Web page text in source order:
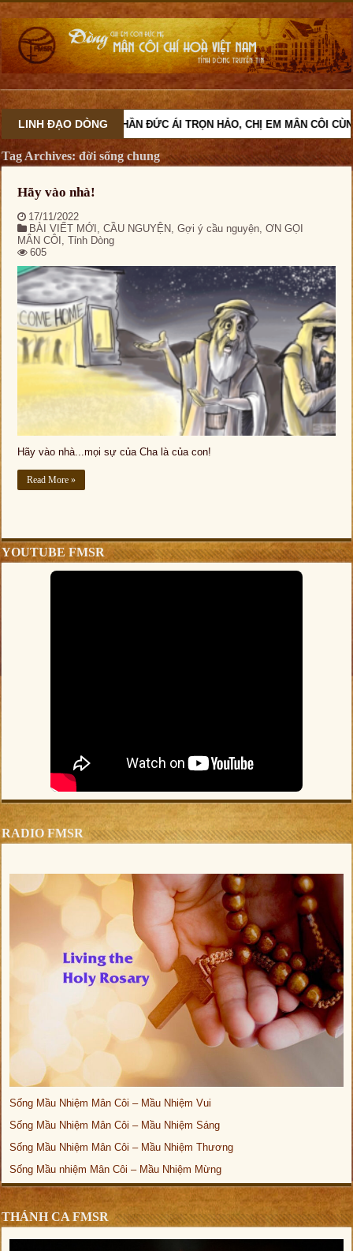
LINH ĐẠO DÒNG
VỚI TINH THẦN ĐỨC ÁI TRỌN HẢO, CHỊ EM MÂN CÔI
Tag Archives:đời sống chung
Hãy vào nhà!
17/11/2022
BÀI VIẾT MỚI ,CẦU NGUYỆN,Gợi ý cầu nguyện,ƠN GỌI
MÂN CÔI ,Tỉnh Dòng
605
Hãy vào nhà...mọi sự của Cha là của con!
Read More »
YOUTUBE FMSR
RADIO FMSR
Sống Mầu Nhiệm Mân Côi – Mầu Nhiệm Vui
Sống Mầu Nhiệm Mân Côi – Mầu Nhiệm Sáng
Sống Mầu Nhiệm Mân Côi – Mầu Nhiệm Thương
Sống Mầu nhiệm Mân Côi – Mầu Nhiệm Mừng
THÁNH CA FMSR